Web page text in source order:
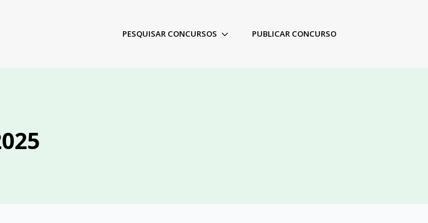
PESQUISAR CONCURSOS PUBLICAR CONCURSO